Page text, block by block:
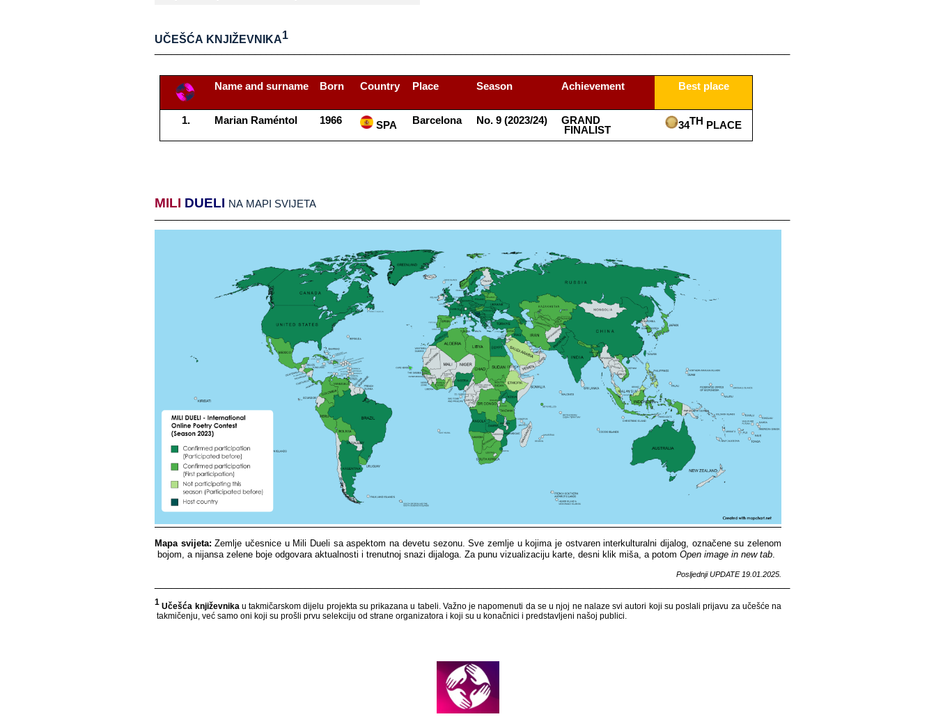
UČEŠĆA​​ KNJIŽEVNIKA1
Name​​ and​​ surname Born Country Place Season Achievement Best​​ place
Marian​​ Raméntol 1966 ​​ SPA Barcelona No.​​ 9​​ (2023/24)
GRAND​​
FINALIST
34TH ​​ PLACE
MILI DUELI NA​​ MAPI​​ SVIJETA
Mapa​​ svijeta: ​​ Zemlje​​ učesnice​​ u​​ Mili​​ Dueli​​ sa​​ aspektom​​ na​​ devetu​​ sezonu.​​ Sve​​ zemlje​​ u​​ kojima​​ je​​ ostvaren​​ interkulturalni​​ dijalog,​​ označene​​ su​​ zelenom​​
bojom,​​ a​​ nijansa​​ zelene​​ boje​​ odgovara​​ aktualnosti​​ i​​ trenutnoj​​ snazi​​ dijaloga.​​ Za​​ punu​​ vizualizaciju​​ karte,​​ desni​​ klik​​ miša,​​ a​​ potom​​ Open​​ image​​ in​​ new​​ tab
Posljednji​​ UPDATE​​ 19 .01.2025.
1 ​​Učešća​​ književnika​​ u​​ takmičarskom​​ dijelu​​ projekta​​ su​​ prikazana​​ u​​ tabeli.​​ Važno​​ je​​ napomenuti​​ da​​ se​​ u​​ njoj​​ ne​​ nalaze​​ svi​​ autori​​ koji​​ su​​ poslali​​ prijavu​​ za​​ učešće​​ na​​
takmičenju,​​ već​​ samo​​ oni​​ koji​​ su​​ prošli​​ prvu​​ selekciju​​ od​​ strane​​ organizatora​​ i​​ koji​​ su​​ u​​ konačnici​​ i​​ predstavljeni​​ našoj​​ publici.​​